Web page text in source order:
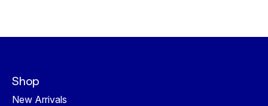
Shop
New Arrivals